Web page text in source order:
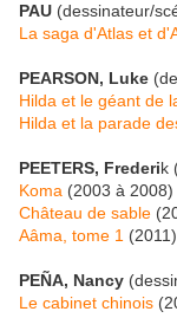
PAU (dessinateur/
La saga d'Atlas et
PEARSON, Luke
Hilda et le géant de
Hilda et la parade
PEETERS, Frederik
Koma (2003 à 2008)
Château de sable
Aâma, tome 1 (2011)
PEÑA, Nancy
Le cabinet chinois